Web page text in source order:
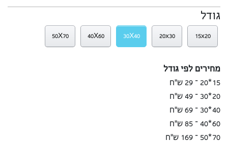
גודל
15x20
20x30
30X40
40X60
50X70
מחירים לפי גודל
15*20 – 29 ש”ח
20*30 – 49 ש”ח
40*30 – 69 ש”ח
60*40 – 85 ש”ח
70*50 – 169 ש”ח